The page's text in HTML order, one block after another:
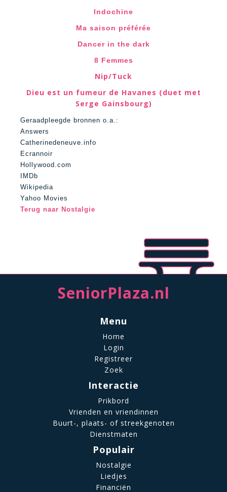
Indochine
Ma saison préférée
Dancer in the dark
8 Femmes
Nip/Tuck
Dieu est un fumeur de Havanes (duet met
Serge Gainsbourg)
Geraadpleegde bronnen o.a.:
Answers
Catherinedeneuve.info
Ecrannoir
Hollywood.com
IMDb
Wikipedia
Yahoo Movies
Terug naar Nostalgie
SeniorPlaza.nl
Menu
Home
Login
Registreer
Zoek
Interactie
Prikbord
Vrienden en vriendinnen
Buurt-, plaats- of streekgenoten
Dienstmaten
Populair
Nostalgie
Liedjes
Financiën